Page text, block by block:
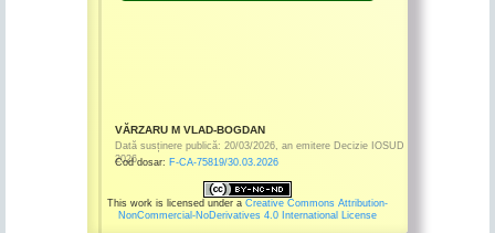
VĂRZARU M VLAD-BOGDAN
Dată susținere publică: 20/03/2026 an emitere Decizie IOSUD
2026
Cod dosar: F-CA-75819/30.03.2026
This work is licensed under a Creative Commons Attribution-
NonCommercial-NoDerivatives 4.0 International License